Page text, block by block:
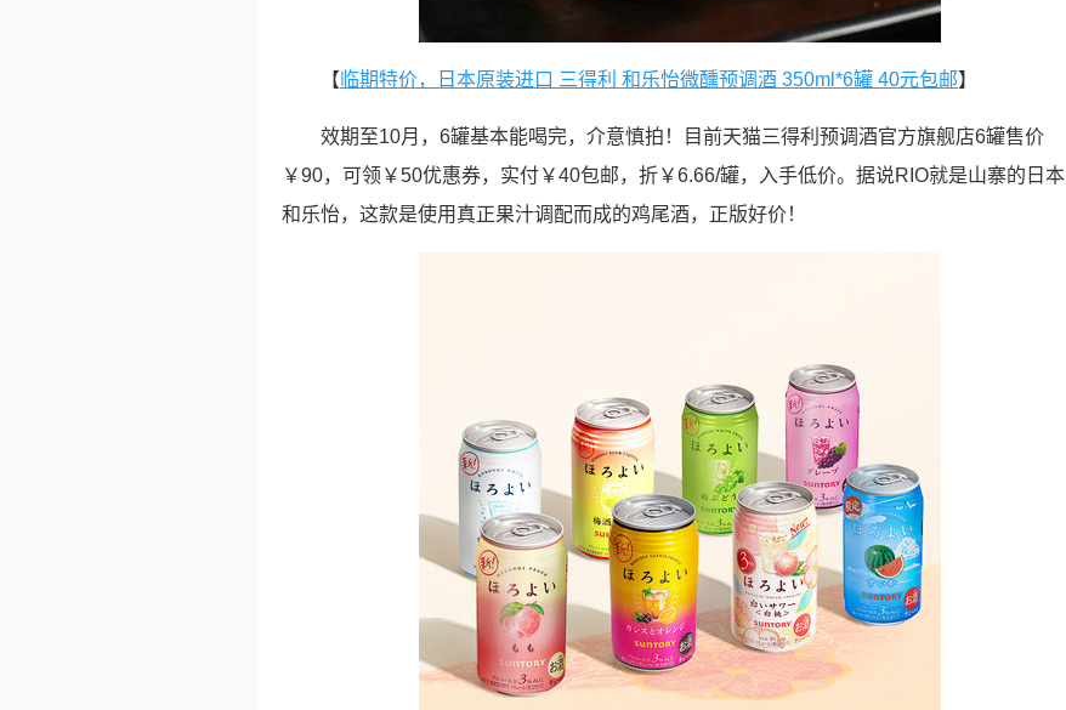
【 临期特价，日本原装进口 三得利 和乐怡微醺预调酒 350ml*6罐 40元包邮】
效期至10月，6罐基本能喝完，介意慎拍！目前天猫三得利预调酒官方旗舰店6罐售价
￥90，可领￥50优惠券，实付￥40包邮，折￥6.66/罐，入手低价。据说RIO就是山寨的日本
和乐怡，这款是使用真正果汁调配而成的鸡尾酒，正版好价！